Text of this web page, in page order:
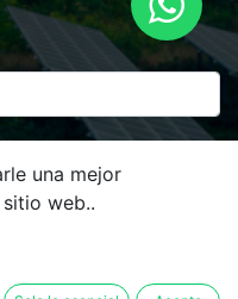
en recibir correos
decides que ya no los
una mejor
web..